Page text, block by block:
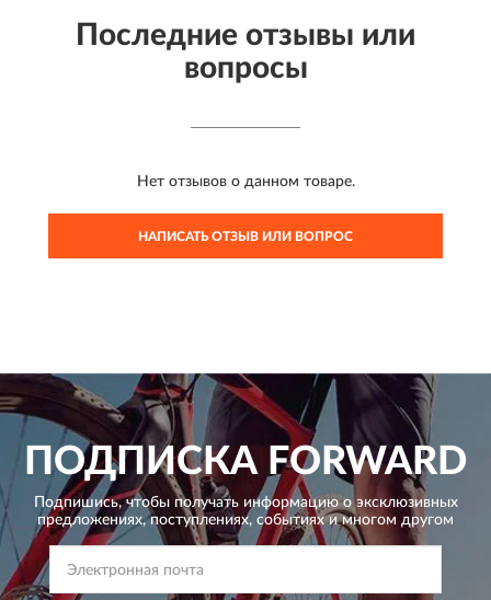
Последние отзывы или
вопросы
Нет отзывов о данном товаре.
НАПИСАТЬ ОТЗЫВ ИЛИ ВОПРОС
ПОДПИСКАFORWARD
Подпишись, чтобы получать информацию о эксклюзивных
предложениях,поступлениях, событиях и многом другом